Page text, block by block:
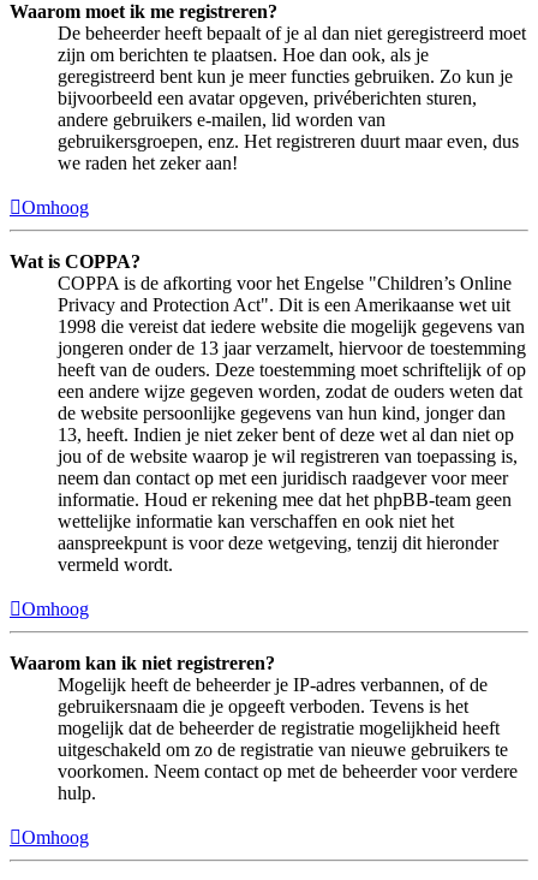
Waarom moet ik me registreren?
De beheerder heeft bepaalt of je al dan niet geregistreerd moet
zijn om berichten te plaatsen. Hoe dan ook, als je
geregistreerd bent kun je meer functies gebruiken. Zo kun je
bijvoorbeeld een avatar opgeven, privéberichten sturen,
andere gebruikers e-mailen, lid worden van
gebruikersgroepen, enz. Het registreren duurt maar even, dus
we raden het zeker aan!
Omhoog
Wat is COPPA?
COPPA is de afkorting voor het Engelse "Children’s Online
Privacy and Protection Act". Dit is een Amerikaanse wet uit
1998 die vereist dat iedere website die mogelijk gegevens van
jongeren onder de 13 jaar verzamelt, hiervoor de toestemming
heeft van de ouders. Deze toestemming moet schriftelijk of op
een andere wijze gegeven worden, zodat de ouders weten dat
de website persoonlijke gegevens van hun kind, jonger dan
13, heeft. Indien je niet zeker bent of deze wet al dan niet op
jou of de website waarop je wil registreren van toepassing is,
neem dan contact op met een juridisch raadgever voor meer
informatie. Houd er rekening mee dat het phpBB-team geen
wettelijke informatie kan verschaffen en ook niet het
aanspreekpunt is voor deze wetgeving, tenzij dit hieronder
vermeld wordt.
Omhoog
Waarom kan ik niet registreren?
Mogelijk heeft de beheerder je IP-adres verbannen, of de
gebruikersnaam die je opgeeft verboden. Tevens is het
mogelijk dat de beheerder de registratie mogelijkheid heeft
uitgeschakeld om zo de registratie van nieuwe gebruikers te
voorkomen. Neem contact op met de beheerder voor verdere
hulp.
Omhoog